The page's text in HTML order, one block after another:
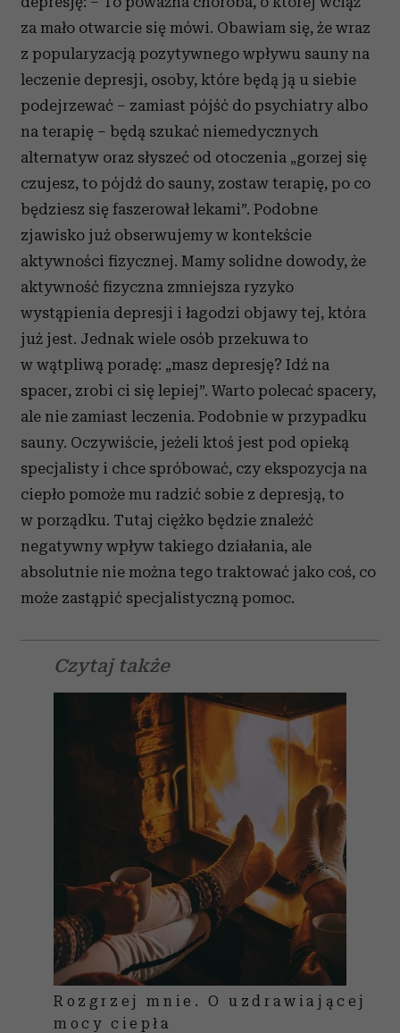
za mało otwarcie się mówi. Obawiam się, że wraz
z popularyzacją pozytywnego wpływu sauny na
leczenie depresji, osoby, które będą ją u siebie
podejrzewać – zamiast pójść do psychiatry albo
na terapię – będą szukać niemedycznych
alternatyw oraz słyszeć od otoczenia „gorzej się
czujesz, to pójdź do sauny, zostaw terapię, po co
będziesz się faszerował lekami”. Podobne
zjawisko już obserwujemy w kontekście
aktywności fizycznej. Mamy solidne dowody, że
aktywność fizyczna zmniejsza ryzyko
wystąpienia depresji i łagodzi objawy tej, która
już jest. Jednak wiele osób przekuwa to
w wątpliwą poradę: „masz depresję? Idź na
spacer, zrobi ci się lepiej”. Warto polecać spacery,
ale nie zamiast leczenia. Podobnie w przypadku
sauny. Oczywiście, jeżeli ktoś jest pod opieką
specjalisty i chce spróbować, czy ekspozycja na
ciepło pomoże mu radzić sobie z depresją, to
w porządku. Tutaj ciężko będzie znaleźć
negatywny wpływ takiego działania, ale
absolutnie nie można tego traktować jako coś, co
może zastąpić specjalistyczną pomoc.
Czytaj także
Rozgrzej mnie. O uzdrawiającej
mocy ciepła